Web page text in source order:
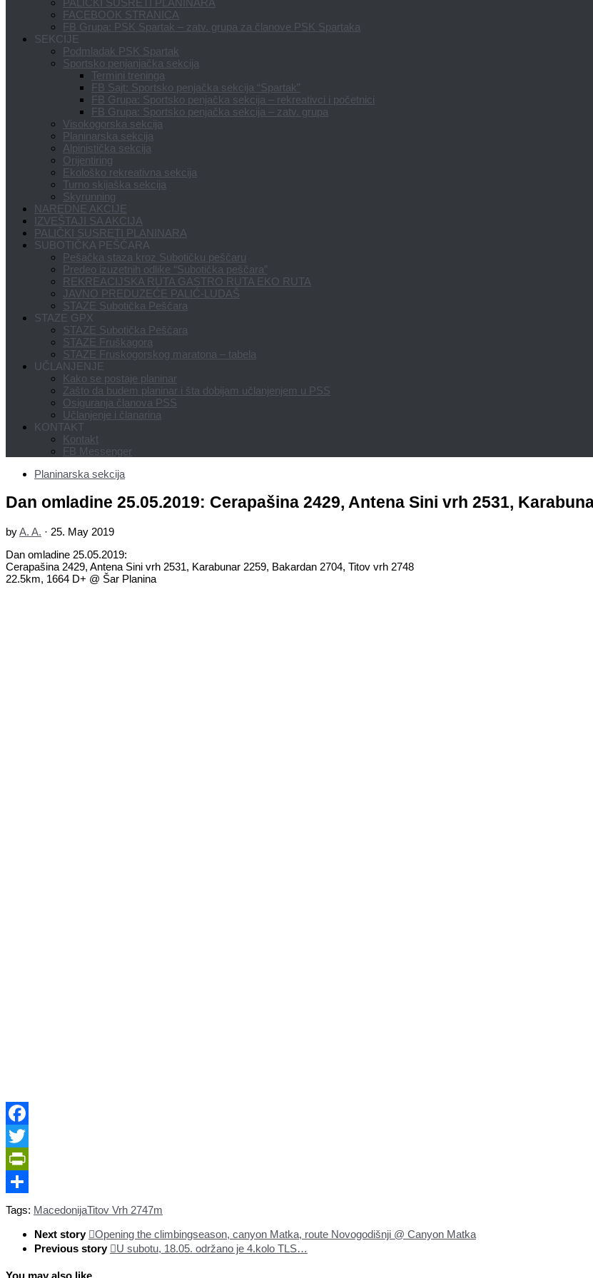
PALIČKI SUSRETI PLANINARA
FACEBOOK STRANICA
FB Grupa: PSK Spartak – zatv. grupa za članove PSK Spartaka
SEKCIJE
Podmladak PSK Spartak
Sportsko penjanjačka sekcija
Termini treninga
FB Sajt: Sportsko penjačka sekcija “Spartak”
FB Grupa: Sportsko penjačka sekcija – rekreativci i početnici
FB Grupa: Sportsko penjačka sekcija – zatv. grupa
Visokogorska sekcija
Planinarska sekcija
Alpinistička sekcija
Orijentiring
Ekološko rekreativna sekcija
Turno skijaška sekcija
Skyrunning
NAREDNE AKCIJE
IZVEŠTAJI SA AKCIJA
PALIČKI SUSRETI PLANINARA
SUBOTIČKA PEŠČARA
Pešačka staza kroz Subotičku peščaru
Predeo izuzetnih odlike “Subotička peščara”
REKREACIJSKA RUTA GASTRO RUTA EKO RUTA
JAVNO PREDUZEĆE PALIĆ-LUDAŠ
STAZE Subotička Peščara
STAZE GPX
STAZE Subotička Peščara
STAZE Fruškagora
STAZE Fruskogorskog maratona – tabela
UČLANJENJE
Kako se postaje planinar
Zašto da budem planinar i šta dobijam učlanjenjem u PSS
Osiguranja članova PSS
Učlanjenje i članarina
KONTAKT
Kontakt
FB Messenger
Planinarska sekcija
Dan omladine 25.05.2019: Cerapašina 2429, Antena Sini vrh 2531,
byA. A. · 25. May 2019
Dan omladine 25.05.2019:
Cerapašina 2429, Antena Sini vrh 2531, Karabunar 2259, Bakardan 2704, Titov vrh 2748
22.5km, 1664 D+ @ Šar Planina
Facebook
Twitter
PrintFriendly
Share
Tags: MacedonijaTitov Vrh 2747m
Next story
Opening the climbingseason, canyon Matka, route Novogodišnji @ Canyon Matka
Previous story
U subotu, 18.05. održano je 4.kolo TLS…
You may also like...